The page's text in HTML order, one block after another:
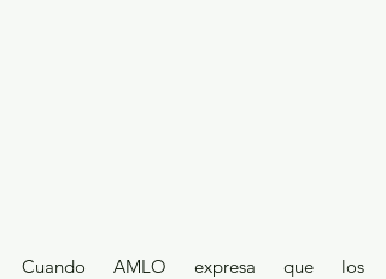
Cuando AMLO expresa que los